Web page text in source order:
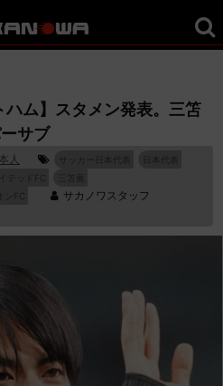
ハム】スタメン発表。三笘
サブ
人
サカノワスタッフ